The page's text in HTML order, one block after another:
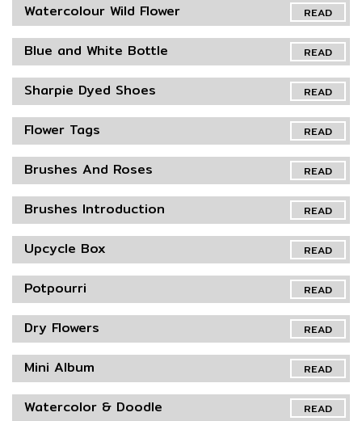
READ
Watercolour Wild Flower
READ
Blue and White Bottle
READ
Sharpie Dyed Shoes
READ
Flower Tags
READ
Brushes And Roses
READ
Brushes Introduction
READ
Upcycle Box
READ
Potpourri
READ
Dry Flowers
READ
Mini Album
READ
Watercolor & Doodle